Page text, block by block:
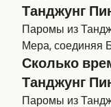
Танджунг
Паромы из
Мера, соединяя
Сколько
Танджунг
Паромы из